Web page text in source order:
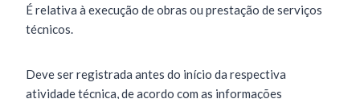
É relativa à execução de obras ou prestação de serviços
técnicos.
Deve ser registrada antes do início da respectiva
atividade técnica, de acordo com as informações